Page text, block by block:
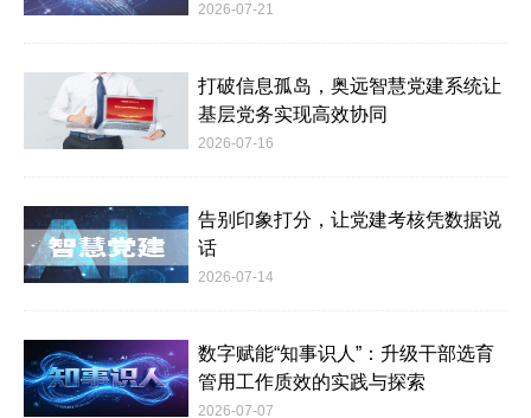
2026-07-21
打破信息孤岛，奥远智慧党建系统让
基层党务实现高效协同
2026-07-16
告别印象打分，让党建考核凭数据说
话
2026-07-14
数字赋能“知事识人”：升级干部选育
管用工作质效的实践与探索
2026-07-07